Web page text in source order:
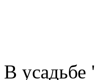
В усадьбе